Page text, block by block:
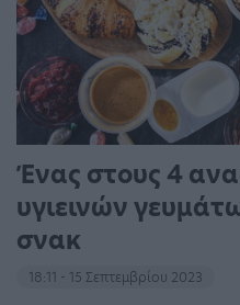
Ένας στους 4
υγιεινών
σνακ
18:11 - 15 Σεπτεμβρίου 2023